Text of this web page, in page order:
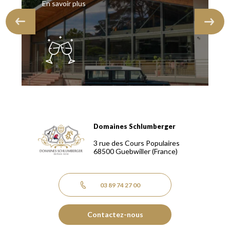
En savoir plus
Domaines Schlumberger Vignerons 100% récoltants
Domaines Schlumberger
3 rue des Cours Populaires
68500Guebwiller(France)
03 89 74 27 00
Contactez-nous